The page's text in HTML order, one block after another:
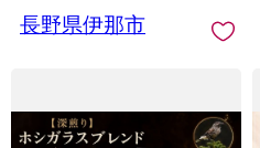
長野県伊那市